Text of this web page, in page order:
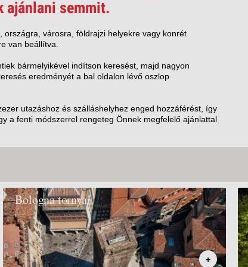
TOURS
ajánlani semmit.
országra, városra, földrajzi helyekre vagy konrét
van beállítva.
bármelyikével indítson keresést, majd nagyon
eredményét a bal oldalon lévő oszlop
utazáshoz és szálláshelyhez enged hozzáférést, így
a fenti módszerrel rengeteg Önnek megfelelő ajánlattal
Bologna tornyai
+